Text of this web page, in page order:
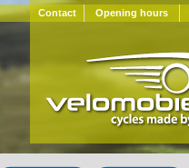
Contact Opening hours